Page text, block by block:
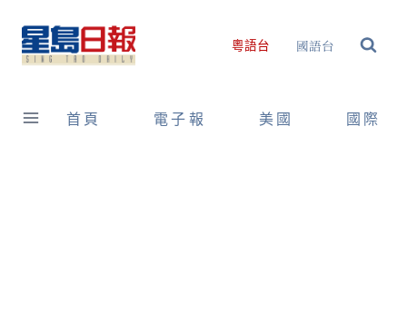
content
粵語台 國語台
首頁 電子報 美國 國際